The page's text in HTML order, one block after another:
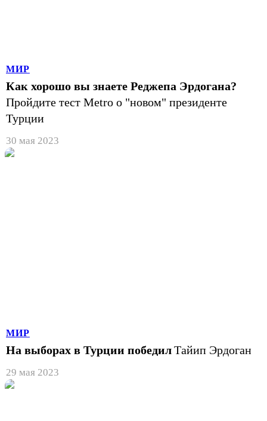
МИР
Как хорошо вы знаете Реджепа Эрдогана?
Пройдите тест Metro о "новом" президенте
Турции
30 мая 2023
МИР
На выборах в Турции победилТайип Эрдоган
29 мая 2023